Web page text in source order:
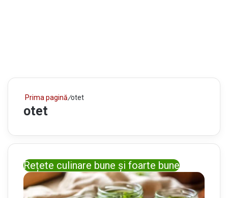
Prima pagină/otet
otet
Rețete culinare bune și foarte bune